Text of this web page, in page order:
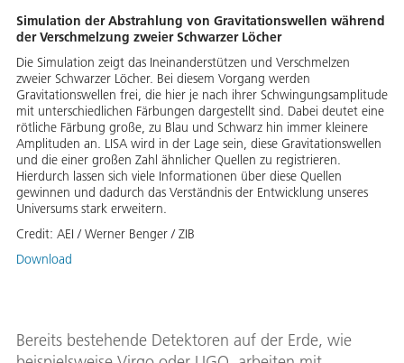
Simulation der Abstrahlung von Gravitationswellen während
der Verschmelzung zweier Schwarzer Löcher
Die Simulation zeigt das Ineinanderstützen und Verschmelzen
zweier Schwarzer Löcher. Bei diesem Vorgang werden
Gravitationswellen frei, die hier je nach ihrer Schwingungsamplitude
mit unterschiedlichen Färbungen dargestellt sind. Dabei deutet eine
rötliche Färbung große, zu Blau und Schwarz hin immer kleinere
Amplituden an. LISA wird in der Lage sein, diese Gravitationswellen
und die einer großen Zahl ähnlicher Quellen zu registrieren.
Hierdurch lassen sich viele Informationen über diese Quellen
gewinnen und dadurch das Verständnis der Entwicklung unseres
Universums stark erweitern.
Credit: AEI / Werner Benger / ZIB
Download
Bereits bestehende Detektoren auf der Erde, wie